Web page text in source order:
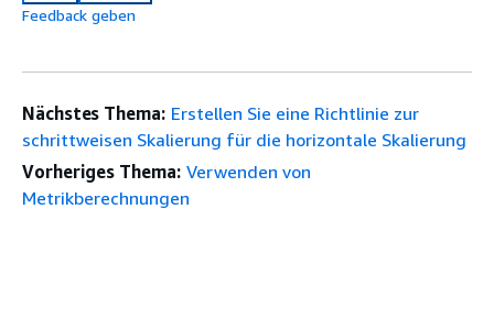
Feedback geben
Nächstes Thema: Erstellen Sie eine Richtlinie zur
schrittweisen Skalierung für die horizontale Skalierung
Vorheriges Thema: Verwenden von
Metrikberechnungen